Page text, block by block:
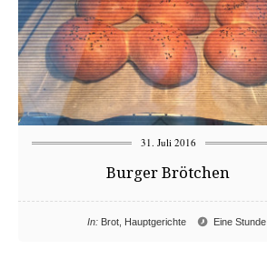
31. Juli 2016
Burger Brötchen
Eine Stunde
In: Brot Hauptgerichte